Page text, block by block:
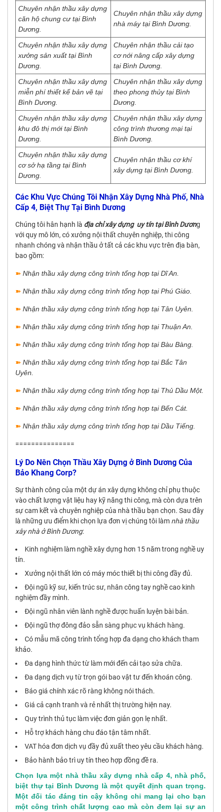
Chuyên nhận thầu xây dựng
căn hộ chung cư tại Bình
Dương.
Chuyên nhận thầu xây dựng
nhà máy tại Bình Dương.
Chuyên nhận thầu xây dựng
xưởng sản xuất tại Bình
Dương.
Chuyên nhận thầu cải tạo
cơ nới nâng cấp xây dựng
tại Bình Dương.
Chuyên nhận thầu xây dựng
miễn phí thiết kế bản vẽ tại
Bình Dương.
Chuyên nhận thầu xây dựng
theo phong thủy tại Bình
Dương.
Chuyên nhận thầu xây dựng
khu đô thị mới tại Bình
Dương.
Chuyên nhận thầu xây dựng
công trình thương mại tại
Bình Dương.
Chuyên nhận thầu xây dựng
cơ sở hạ tầng tại Bình
Dương.
Chuyên nhận thầu cơ khí
xây dựng tại Bình Dương.
Các Khu Vực Chúng Tôi Nhận Xây Dựng Nhà Phố, Nhà
Cấp 4, Biệt Thự Tại Bình Dương
Chúng tôi hân hạnh là địa chỉ xây dựng uy tín tại Bình Dương
với quy mô lớn, có xưởng nội thất chuyên nghiệp, thi công
nhanh chóng và nhận thầu ở tất cả các khu vực trên địa bàn,
bao gồm:
➽ Nhận thầu xây dựng công trình tổng hợp tại Dĩ An.
➽ Nhận thầu xây dựng công trình tổng hợp tại Phú Giáo.
➽ Nhận thầu xây dựng công trình tổng hợp tại Tân Uyên.
➽ Nhận thầu xây dựng công trình tổng hợp tại Thuận An.
➽ Nhận thầu xây dựng công trình tổng hợp tại Bàu Bàng.
➽ Nhận thầu xây dựng công trình tổng hợp tại Bắc Tân
Uyên.
➽ Nhận thầu xây dựng công trình tổng hợp tại Thủ Dầu Một‎.
➽ Nhận thầu xây dựng công trình tổng hợp tại Bến Cát‎.
➽ Nhận thầu xây dựng công trình tổng hợp tại Dầu Tiếng.
===============
Lý Do Nên Chọn Thầu Xây Dựng ở Bình Dương Của
Bảo Khang Corp?
Sự thành công của một dự án xây dựng không chỉ phụ thuộc
vào chất lượng vật liệu hay kỹ năng thi công, mà còn dựa trên
sự cam kết và chuyên nghiệp của nhà thầu bạn chọn. Sau đây
là những ưu điểm khi chọn lựa đơn vị chúng tôi làm nhà thầu
xây nhà ở Bình Dương:
Kinh nghiệm làm nghề xây dựng hơn 15 năm trong nghề uy
tín.
Xưởng nội thất lớn có máy móc thiết bị thi công đầy đủ.
Đội ngũ kỹ sư, kiến trúc sư, nhân công tay nghề cao kinh
nghiệm đầy mình.
Đội ngũ nhân viên lành nghề được huấn luyện bài bản.
Đội ngũ thợ đông đảo sẵn sàng phục vụ khách hàng.
Có mẫu mã công trình tổng hợp đa dạng cho khách tham
khảo.
Đa dạng hình thức từ làm mới đến cải tạo sửa chữa.
Đa dạng dịch vụ từ trọn gói bao vật tư đến khoán công.
Báo giá chính xác rõ ràng không nói thách.
Giá cả cạnh tranh và rẻ nhất thị trường hiện nay.
Quy trình thủ tục làm việc đơn giản gọn lẹ nhất.
Hỗ trợ khách hàng chu đáo tận tâm nhất.
VAT hóa đơn dịch vụ đầy đủ xuất theo yêu cầu khách hàng.
Bảo hành bảo trì uy tín theo hợp đồng đề ra.
Chọn lựa một nhà thầu xây dựng nhà cấp 4, nhà phố,
biệt thự tại Bình Dương là một quyết định quan trọng.
Một đối tác đáng tin cậy không chỉ mang lại cho bạn
một công trình chất lượng cao mà còn đem lại sự an